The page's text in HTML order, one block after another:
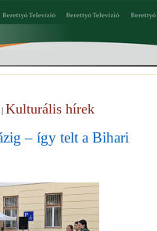
Kulturális hírek
– így telt a Bihari